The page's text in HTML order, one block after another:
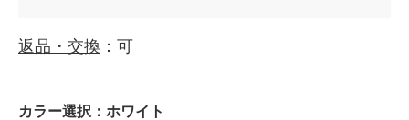
返品・交換 ：可
カラー選択： ホワイト